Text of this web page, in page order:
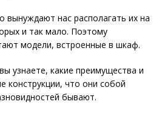
вынуждают нас располагать их на
и так мало. Поэтому
модели, встроенные в шкаф.
узнаете, какие преимущества и
конструкции, что они собой
бывают.